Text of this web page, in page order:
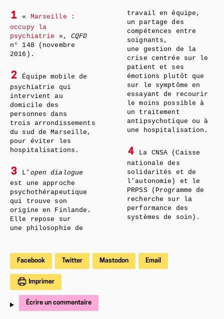
1 « Marseille :
occupy la
psychiatrie », CQFD
n° 148 (novembre
2016).
2
Équipe mobile de
psychiatrie qui
intervient au
domicile des
personnes dans
trois arrondissements
du sud de Marseille,
pour éviter les
hospitalisations.
3 L’ open dialogue
est une approche
psychothérapeutique
qui trouve son
origine en Finlande.
Elle repose sur
une philosophie de
travail en équipe,
un partage des
compétences entre
soignants,
une gestion de la
crise centrée sur le
patient et ses
émotions plutôt que
sur le symptôme en
essayant de recourir
le moins possible à
un traitement
antipsychotique ou à
une hospitalisation.
4
La CNSA (Caisse
nationale des
solidarités et de
l’autonomie) et le
PRPSS (Programme de
recherche sur la
performance des
systèmes de soin).
Facebook Twitter Mastodon Email
Imprimer
Écrire un commentaire